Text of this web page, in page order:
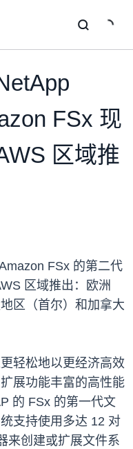
FSx 现
区域推
FSx 的第二代
区域推出：欧洲
区（首尔）和加拿大
轻松地以更经济高效
展功能丰富的高性能
的 FSx 的第一代文
支持使用多达 12 对
来创建或扩展文件系